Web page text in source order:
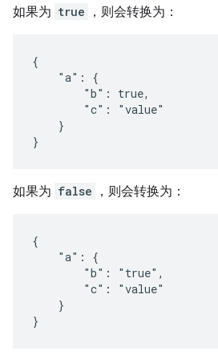
如果为 true ，则会转换为：
{
    "a": {
        "b": true,
        "c": "value"
    }
}
如果为 false ，则会转换为：
{
    "a": {
        "b": "true",
        "c": "value"
    }
}